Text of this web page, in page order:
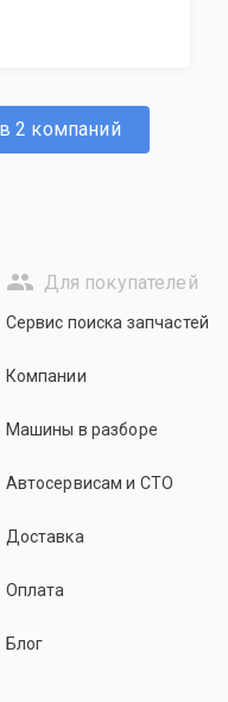
2 компаний
Для покупателей
Сервис поиска запчастей
Компании
Машины в разборе
Автосервисам и СТО
Доставка
Оплата
Блог